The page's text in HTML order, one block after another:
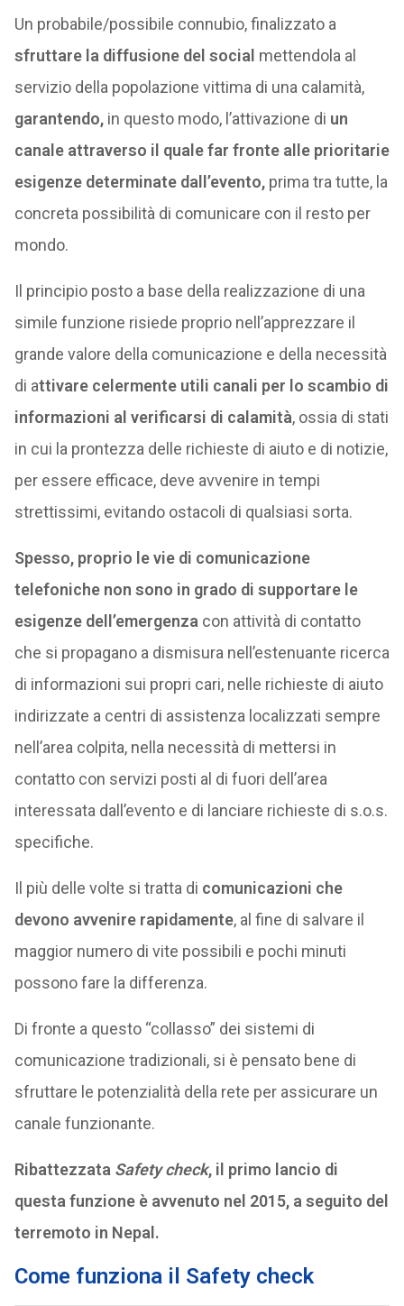
Un probabile/possibile connubio, finalizzato a
sfruttare la diffusione del social mettendola al
servizio della popolazione vittima di una calamità,
garantendo,in questo modo, l’attivazione di un
canale attraverso il quale far fronte alle prioritarie
esigenze determinate dall’evento,prima tra tutte, la
concreta possibilità di comunicare con il resto per
mondo.
Il principio posto a base della realizzazione di una
simile funzione risiede proprio nell’apprezzare il
grande valore della comunicazione e della necessità
di attivare celermente utili canali per lo scambio di
informazioni al verificarsi di calamità, ossia di stati
in cui la prontezza delle richieste di aiuto e di notizie,
per essere efficace, deve avvenire in tempi
strettissimi, evitando ostacoli di qualsiasi sorta.
Spesso, proprio le vie di comunicazione
telefoniche non sono in grado di supportare le
esigenze dell’emergenza con attività di contatto
che si propagano a dismisura nell’estenuante ricerca
di informazioni sui propri cari, nelle richieste di aiuto
indirizzate a centri di assistenza localizzati sempre
nell’area colpita, nella necessità di mettersi in
contatto con servizi posti al di fuori dell’area
interessata dall’evento e di lanciare richieste di s.o.s.
specifiche.
Il più delle volte si tratta di comunicazioni che
devono avvenire rapidamente, al fine di salvare il
maggior numero di vite possibili e pochi minuti
possono fare la differenza.
Di fronte a questo “collasso” dei sistemi di
comunicazione tradizionali, si è pensato bene di
sfruttare le potenzialità della rete per assicurare un
canale funzionante.
Ribattezzata Safety check, il primo lancio di
questa funzione è avvenuto nel 2015, a seguito del
terremoto in Nepal.
Come funziona il Safety check